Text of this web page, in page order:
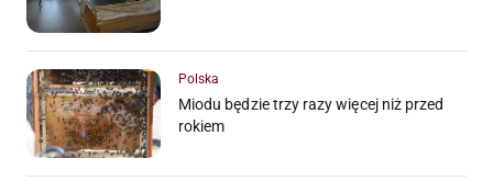
Polska
Miodu będzie trzy razy więcej niż przed
rokiem